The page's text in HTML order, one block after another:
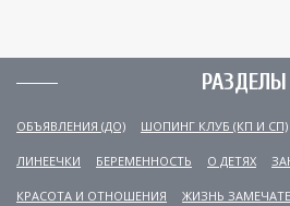
РАЗДЕЛЫ
ОБЪЯВЛЕНИЯ (ДО) ШОПИНГ КЛУБ (КП И СП)
ЛИНЕЕЧКИ БЕРЕМЕННОСТЬ О ДЕТЯХ
КРАСОТА И ОТНОШЕНИЯ ЖИЗНЬ